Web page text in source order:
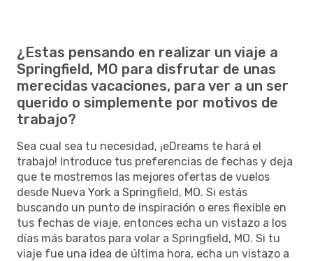
¿Estas pensando en realizar un viaje a
Springfield, MO para disfrutar de unas
merecidas vacaciones, para ver a un ser
querido o simplemente por motivos de
trabajo?
Sea cual sea tu necesidad, ¡eDreams te hará el
trabajo! Introduce tus preferencias de fechas y deja
que te mostremos las mejores ofertas de vuelos
desde Nueva York a Springfield, MO. Si estás
buscando un punto de inspiración o eres flexible en
tus fechas de viaje, entonces echa un vistazo a los
días más baratos para volar a Springfield, MO. Si tu
viaje fue una idea de última hora, echa un vistazo a